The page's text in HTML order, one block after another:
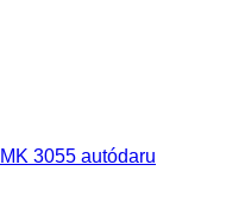
3055 autódaru